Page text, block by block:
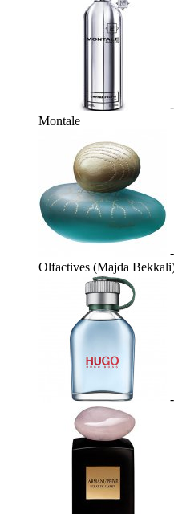
Montale
Olfactives (Majda